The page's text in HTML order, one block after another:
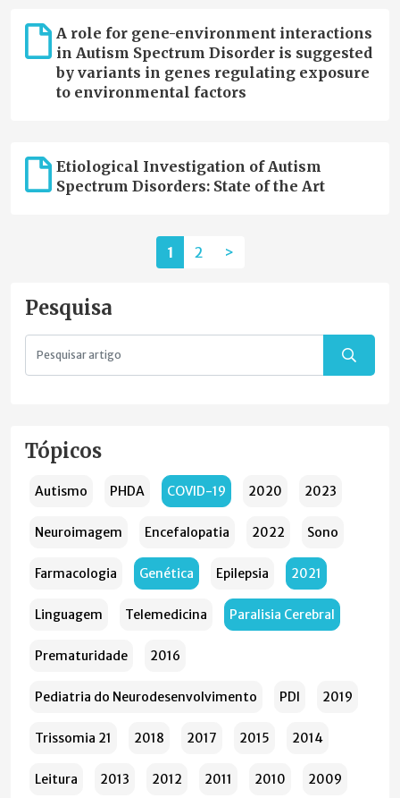
A role for gene-environment interactions
in Autism Spectrum Disorder is suggested
by variants in genes regulating exposure
to environmental factors
Etiological Investigation of Autism
Spectrum Disorders: State of the Art
1 2 >
Pesquisa
Tópicos
Autismo PHDA COVID-19 2020 2023
Neuroimagem Encefalopatia 2022 Sono
Farmacologia Genética Epilepsia 2021
Linguagem Telemedicina Paralisia Cerebral
Prematuridade 2016
Pediatria do Neurodesenvolvimento PDI 2019
Trissomia 21 2018 2017 2015 2014
Leitura 2013 2012 2011 2010 2009